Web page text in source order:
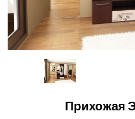
Прихожая